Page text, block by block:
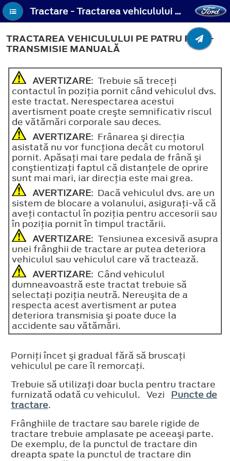
Tractare - Tractarea vehiculului pe patru roţi - Transmisie manuală
TRACTAREA VEHICULULUI PE PATRU ROŢI -
TRANSMISIE MANUALĂ
AVERTIZARE: Trebuie să treceţi
contactul în poziţia pornit când vehiculul dvs.
este tractat. Nerespectarea acestui
avertisment poate creşte semnificativ riscul
de vătămări corporale sau deces.
AVERTIZARE: Frânarea şi direcţia
asistată nu vor funcţiona decât cu motorul
pornit. Apăsaţi mai tare pedala de frână şi
conştientizaţi faptul că distanţele de oprire
sunt mai mari, iar direcţia este mai grea.
AVERTIZARE: Dacă vehiculul dvs. are un
sistem de blocare a volanului, asiguraţi-vă că
aveţi contactul în poziţia pentru accesorii sau
în poziţia pornit în timpul tractării.
AVERTIZARE: Tensiunea excesivă asupra
unei frânghii de tractare ar putea deteriora
vehiculul sau vehiculul care vă tractează.
AVERTIZARE: Când vehiculul
dumneavoastră este tractat trebuie să
selectaţi poziţia neutră. Nereuşita de a
respecta acest avertisment ar putea
deteriora transmisia şi poate duce la
accidente sau vătămări.
Porniţi încet şi gradual fără să bruscaţi
vehiculul pe care îl remorcaţi.
Trebuie să utilizaţi doar bucla pentru tractare
furnizată odată cu vehiculul. Vezi Puncte de
tractare.
Frânghiile de tractare sau barele rigide de
tractare trebuie amplasate pe aceeaşi parte.
De exemplu, de la punctul de tractare din
dreapta spate la punctul de tractare din